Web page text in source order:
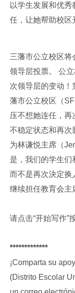
以学生发展和优
任，让她帮助校区
三藩市公立校区将
领导层投票。 公
次领导层的变动！
藩市公立校区（
压不想她连任，
不稳定状态和再次
为林谦悦主席（
是，我们的学生们
而不是再次決定换
继续担任教育会主
请点击“开始写作”
*************
¡Comparta su
(Distrito Escolar